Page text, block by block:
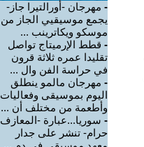
- مهرجان -أورالتيرا جاز-
يجمع موسيقيي الجاز من
موسكو ويكاترينب ...
- قطط الإرميتاج تواصل
تقليدا عمره ثلاثة قرون
في حراسة الفن وال ...
- مهرجان مالمو ينطلق
اليوم بموسيقى وفعاليات
وأطعمة من مختلف أن ...
- سوريا...عبارة -المعازف
حرام- تنشر على جدار